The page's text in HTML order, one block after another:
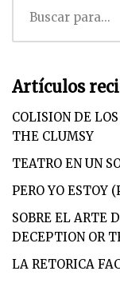
Artículos
COLISION DE
THE CLUMSY
TEATRO EN UN
PERO YO ESTOY
SOBRE EL ARTE
DECEPTION OR
LA RETORICA